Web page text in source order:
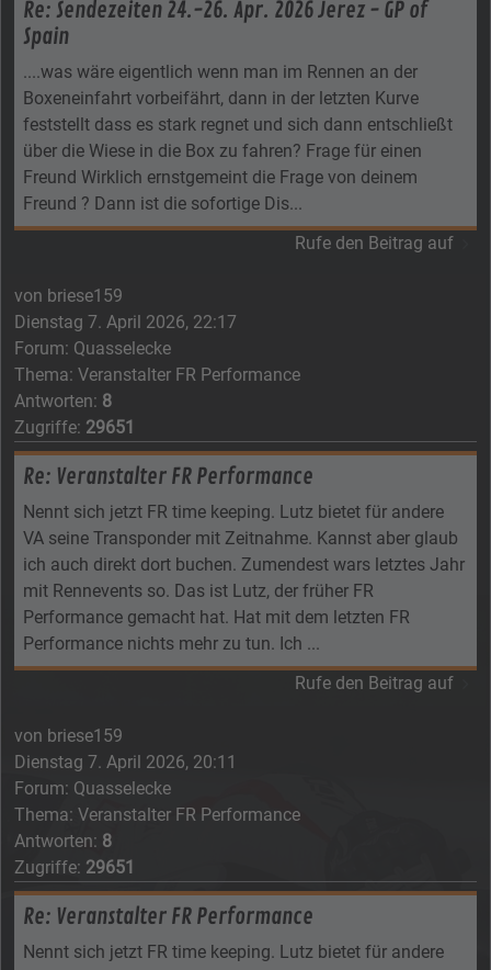
Re: Sendezeiten 24.-26. Apr. 2026 Jerez - GP of
Spain
....was wäre eigentlich wenn man im Rennen an der
Boxeneinfahrt vorbeifährt, dann in der letzten Kurve
feststellt dass es stark regnet und sich dann entschließt
über die Wiese in die Box zu fahren? Frage für einen
Freund Wirklich ernstgemeint die Frage von deinem
Freund ? Dann ist die sofortige Dis...
Rufe den Beitrag auf
von briese159
Dienstag 7. April 2026, 22:17
Forum: Quasselecke
Thema: Veranstalter FR Performance
Antworten: 8
Zugriffe: 29651
Re: Veranstalter FR Performance
Nennt sich jetzt FR time keeping. Lutz bietet für andere
VA seine Transponder mit Zeitnahme. Kannst aber glaub
ich auch direkt dort buchen. Zumendest wars letztes Jahr
mit Rennevents so. Das ist Lutz, der früher FR
Performance gemacht hat. Hat mit dem letzten FR
Performance nichts mehr zu tun. Ich ...
Rufe den Beitrag auf
von briese159
Dienstag 7. April 2026, 20:11
Forum: Quasselecke
Thema: Veranstalter FR Performance
Antworten: 8
Zugriffe: 29651
Re: Veranstalter FR Performance
Nennt sich jetzt FR time keeping. Lutz bietet für andere